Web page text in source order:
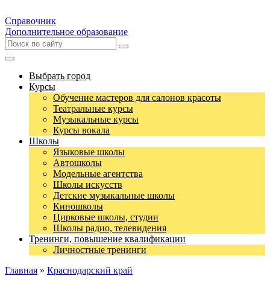
Справочник
Дополнительное образование
Выбрать город
Курсы
Обучение мастеров для салонов красоты
Театральные курсы
Музыкальные курсы
Курсы вокала
Школы
Языковые школы
Автошколы
Модельные агентства
Школы искусств
Детские музыкальные школы
Киношколы
Цирковые школы, студии
Школы радио, телевидения
Тренинги, повышение квалификации
Личностные тренинги
Главная » Краснодарский край